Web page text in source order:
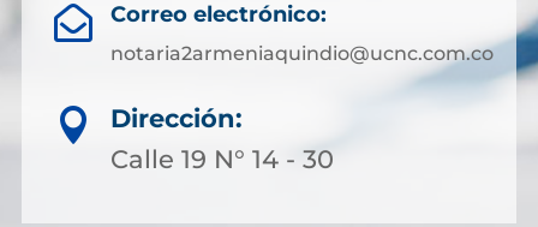
 Correo electrónico:
notaria2armeniaquindio@ucnc.com.co

Dirección:
Calle 19 N° 14 - 30